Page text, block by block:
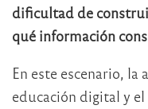
dificultad de
qué información
En este escenario,
educación digital y